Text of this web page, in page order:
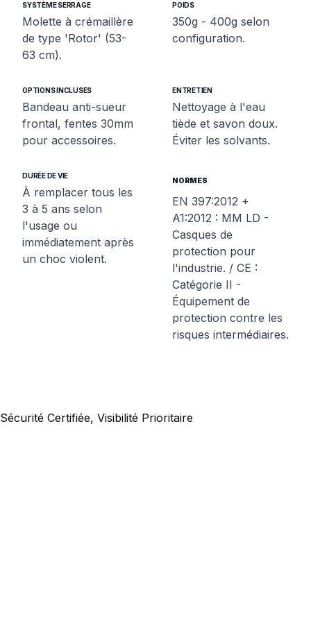
SYSTÈME SERRAGE
Molette à crémaillère
de type 'Rotor' (53-
63 cm).
POIDS
350g - 400g selon
configuration.
OPTIONS INCLUSES
Bandeau anti-sueur
frontal, fentes 30mm
pour accessoires.
ENTRETIEN
Nettoyage à l'eau
tiède et savon doux.
Éviter les solvants.
DURÉE DE VIE
À remplacer tous les
3 à 5 ans selon
l'usage ou
immédiatement après
un choc violent.
NORMES
EN 397:2012 +
A1:2012 : MM LD -
Casques de
protection pour
l'industrie. / CE :
Catégorie II -
Équipement de
protection contre les
risques intermédiaires.